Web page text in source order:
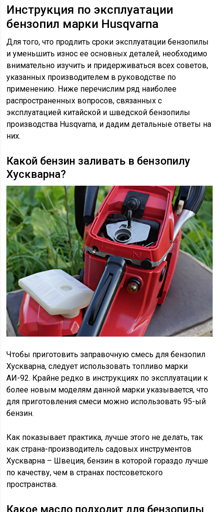
Инструкция по эксплуатации
бензопил марки Husqvarna
Для того, что продлить сроки эксплуатации бензопилы
и уменьшить износ ее основных деталей, необходимо
внимательно изучить и придерживаться всех советов,
указанных производителем в руководстве по
применению. Ниже перечислим ряд наиболее
распространенных вопросов, связанных с
эксплуатацией китайской и шведской бензопилы
производства Husqvarna, и дадим детальные ответы на
них.
Какой бензин заливать в бензопилу
Хускварна?
Чтобы приготовить заправочную смесь для бензопил
Хускварна, следует использовать топливо марки
АИ-92. Крайне редко в инструкциях по эксплуатации к
более новым моделям данной марки указывается, что
для приготовления смеси можно использовать 95-ый
бензин.
Как показывает практика, лучше этого не делать, так
как страна-производитель садовых инструментов
Хускварна – Швеция, бензин в которой гораздо лучше
по качеству, чем в странах постсоветского
пространства.
Какое масло подходит для бензопилы